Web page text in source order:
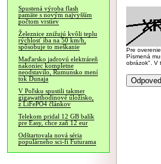
Spustená výroba flash
pamäte s novým najvyšším
počtom vrstiev
Železnice znižujú kvôli teplu
rýchlosť iba na 50 km/h,
spôsobuje to meškanie
Maďarsko jadrovú elektráreň
nakoniec kompletne
neodstavilo, Rumunsko mení
tok Dunaja
V Poľsku spustili takmer
gigawatthodinové úložisko,
z LiFePO4 článkov
Telekom pridal 12 GB balík
pre Easy, chce zaň 12 eur
Odštartovala nová séria
populárneho sci-fi Futurama
Pre
Písmená
obrázok". V